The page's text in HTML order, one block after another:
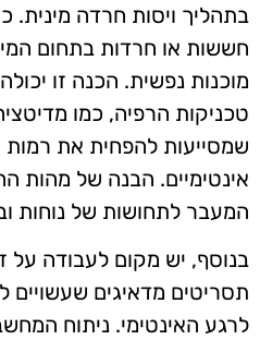
בתהליך ויסות חרדה
חששות או חרדות בתחום
מוכנות נפשית. הכנה זו
טכניקות הרפיה, כמו
שמסייעות להפחית את
אינטימיים. הבנה של מהות
המעבר לתחושות של נוחות
בנוסף, יש מקום לעבודה על
תסריטים מדאיגים
לרגע האינטימי. ניתוח